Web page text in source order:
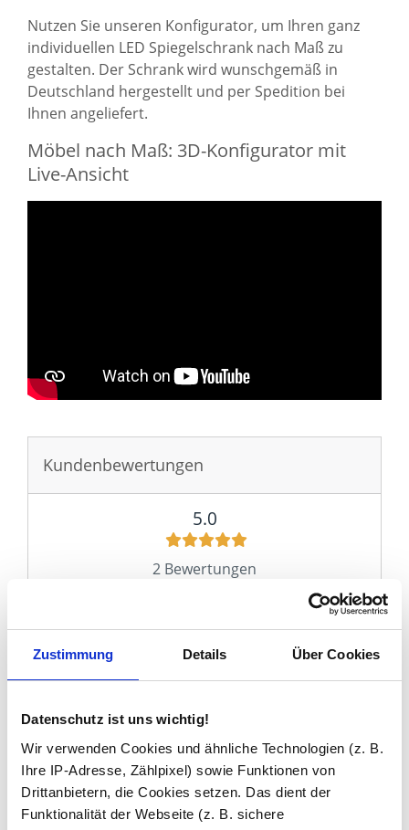
Zustimmung Details Über Cookies
Datenschutz ist uns wichtig!
Wir verwenden Cookies und ähnliche Technologien (z. B.
Ihre IP-Adresse, Zählpixel) sowie Funktionen von
Drittanbietern, die Cookies setzen. Das dient der
Funktionalität der Webseite (z. B. sichere
Nutzen Sie unseren Konfigurator, um Ihren ganz
individuellen LED Spiegelschrank nach Maß zu
gestalten. Der Schrank wird wunschgemäß in
Deutschland hergestellt und per Spedition bei
Ihnen angeliefert.
Möbel nach Maß: 3D-Konfigurator mit
Live-Ansicht
Kundenbewertungen
5.0
2 Bewertungen
2 (100%)
Vanessa Q.
10.12.2023